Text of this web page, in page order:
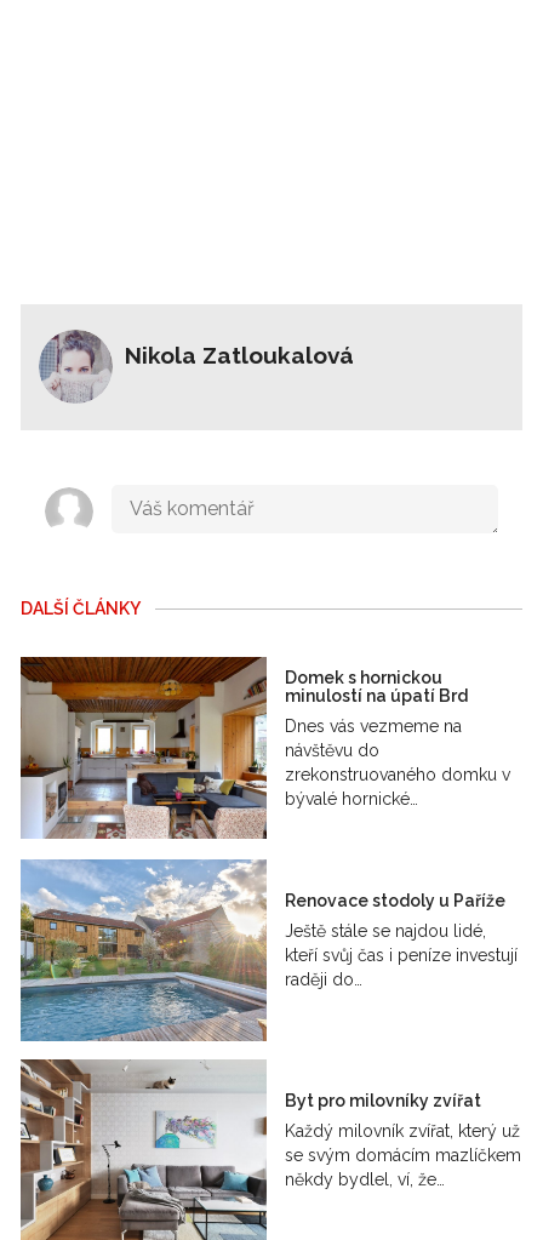
Nikola Zatloukalová
DALŠÍ ČLÁNKY
Domek s hornickou
minulostí na úpatí Brd
Dnes vás vezmeme na
návštěvu do
zrekonstruovaného domku v
bývalé hornické…
Renovace stodoly u Paříže
Ještě stále se najdou lidé,
kteří svůj čas i peníze investují
raději do…
Byt pro milovníky zvířat
Každý milovník zvířat, který už
se svým domácím mazlíčkem
někdy bydlel, ví, že…